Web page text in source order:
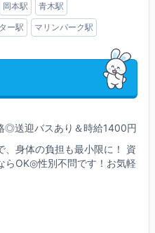
岡本駅
青木駅
ー駅 マリンパーク駅
◎送迎バスあり＆時給1400円
、身体の負担も最小限に！ 資
らOK◎性別不問です！お気軽